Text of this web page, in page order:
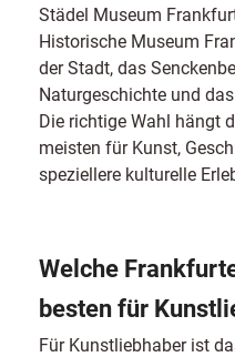
Städel Museum
Historische Museum
der Stadt, das
Naturgeschichte und
Die richtige Wahl hängt
meisten für Kunst,
speziellere kulturelle
Welche
besten für
Für Kunstliebhaber ist